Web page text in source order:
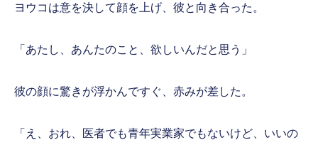
ヨウコは意を決して顔を上げ、彼と向き合った。
「あたし、あんたのこと、欲しいんだと思う」
彼の顔に驚きが浮かんですぐ、赤みが差した。
「え、おれ、医者でも青年実業家でもないけど、いいの